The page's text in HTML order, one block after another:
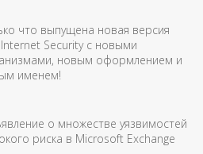
что выпущена новая версия
Security с новыми
новым оформлением и
именем!
о множестве уязвимостей
риска в Microsoft Exchange